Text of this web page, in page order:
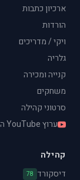
ארכיון כתבות
הורדות
ויקי / מדריכים
גלריה
קנייה ומכירה
משחקים
סרטוני קהילה
ערוץ YouTube הרשמי
קהילה
דיסקורד 78